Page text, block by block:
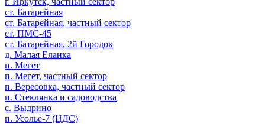
ст. Батарейная
ст. Батарейная, частный сектор
ст. ПМС-45
ст. Батарейная, 2й Городок
д. Малая Еланка
п. Мегет
п. Мегет, частный сектор
п. Вересовка, частный сектор
п. Стеклянка и садоводства
с. Выдрино
п. Усолье-7 (ЦДС)